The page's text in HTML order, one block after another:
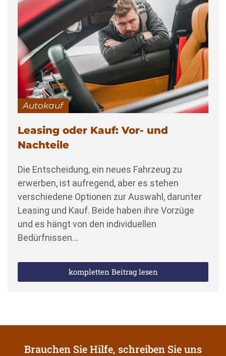
Autokauf
Leasing oder Kauf: Vor- und
Nachteile
Die Entscheidung, ein neues Fahrzeug zu
erwerben, ist aufregend, aber es stehen
verschiedene Optionen zur Auswahl, darunter
Leasing und Kauf. Beide haben ihre Vorzüge
und es hängt von den individuellen
Bedürfnissen…
kompletten Beitrag lesen
Brauchen Sie Hilfe, schreiben Sie uns